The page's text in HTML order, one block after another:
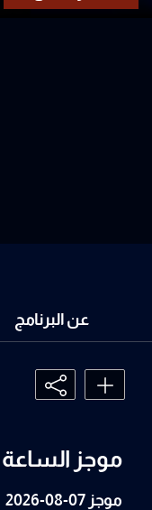
عن البرنامج
موجز الساعة 5:30
موجز 07-08-2026